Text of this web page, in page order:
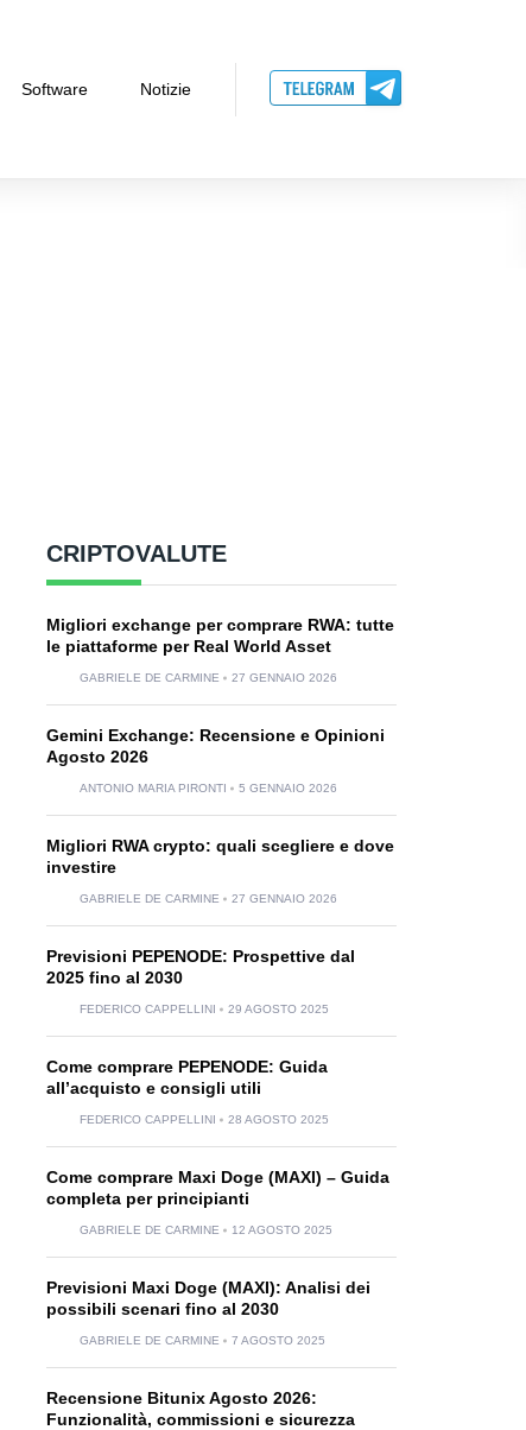
Software Notizie
CRIPTOVALUTE
Migliori exchange per comprare RWA: tutte
le piattaforme per Real World Asset
GABRIELE DE CARMINE 27 GENNAIO 2026
Gemini Exchange: Recensione e Opinioni
Agosto 2026
ANTONIO MARIA PIRONTI 5 GENNAIO 2026
Migliori RWA crypto: quali scegliere e dove
investire
GABRIELE DE CARMINE 27 GENNAIO 2026
Previsioni PEPENODE: Prospettive dal
2025 fino al 2030
FEDERICO CAPPELLINI 29 AGOSTO 2025
Come comprare PEPENODE: Guida
all’acquisto e consigli utili
FEDERICO CAPPELLINI 28 AGOSTO 2025
Come comprare Maxi Doge (MAXI) – Guida
completa per principianti
GABRIELE DE CARMINE 12 AGOSTO 2025
Previsioni Maxi Doge (MAXI): Analisi dei
possibili scenari fino al 2030
GABRIELE DE CARMINE 7 AGOSTO 2025
Recensione Bitunix Agosto 2026:
Funzionalità, commissioni e sicurezza